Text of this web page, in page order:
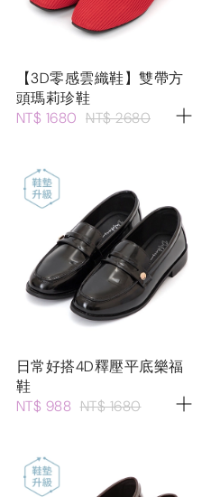
【3D零感雲織鞋】雙帶方
頭瑪莉珍鞋
NT$ 1680 NT$ 2680
日常好搭4D釋壓平底樂福
鞋
NT$ 988 NT$ 1680